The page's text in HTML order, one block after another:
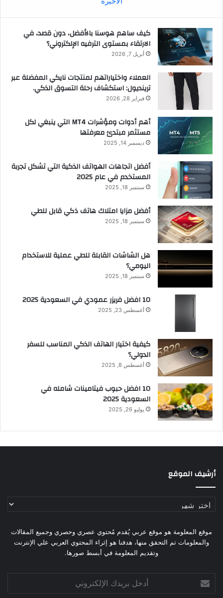
كيف ساهم هوسنا بالأفضل، دون قصد، في
الارتقاء بمستوى الترفيه الإلكتروني؟
أبريل 7, 2026
العملاء واختياراتهم لمنتجات نايكي المفضلة عبر
ترينديول: استكشاف رحلة التسوق الذكي.
فبراير 28, 2026
أهم أدوات ومؤشرات MT4 التي ينبغي لكل
مستثمر مبتدئ معرفتها
ديسمبر 14, 2025
أفضل اتجاهات الهواتف الذكية التي تشكل تجربة
المستخدم في عام 2025
سبتمبر 18, 2025
أفضل مزايا امتلاك هاتف ذكي قابل للطي
سبتمبر 18, 2025
هل الشاشات القابلة للطي عملية للاستخدام
اليومي؟
سبتمبر 18, 2025
10 افضل فريزر عمودي​ في السعودية​ 2025
أغسطس 23, 2025
كيفية اختيار الهاتف الذكي المناسب للسفر
الدولي؟
أغسطس 8, 2025
10 افضل حبوب فيتامينات شامله​ في
السعودية 2025
يوليو 26, 2025
أرشيف الموقع
أرشيف
موقع المعلومة هو موقع عربي يُقدم مُحتوي عصري وحصري وجميع المقالات
والمعلومات تم التحقق منها، هدفنا هو إثراء المحتوي العربي علي الإنترنت
وتقديم المعلومة في أبسط صورها.
بريدك